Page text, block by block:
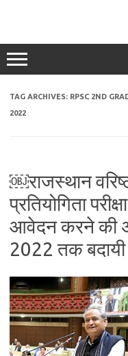
TAG ARCHIVES: RPSC 2ND
2022
￼राजस्थान
प्रतियोगिता
आवेदन करने की
2022 तक बदायी